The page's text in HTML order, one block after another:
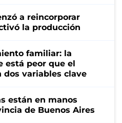
a reincorporar
la producción
familiar: la
está peor que el
dos variables clave
están en manos
de Buenos Aires